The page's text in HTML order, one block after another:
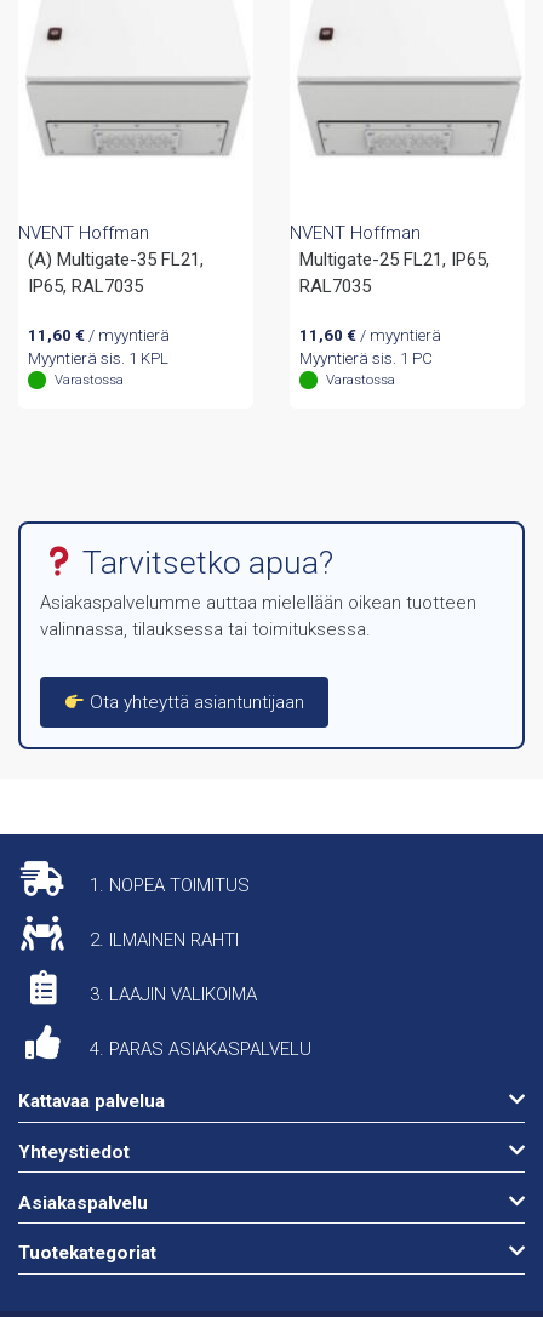
NVENT Hoffman
(A) Multigate-35 FL21,
IP65, RAL7035
11,60 €/ myyntierä
Myyntierä sis. 1 KPL
Varastossa
NVENT Hoffman
Multigate-25 FL21, IP65,
RAL7035
11,60 €/ myyntierä
Myyntierä sis. 1 PC
Varastossa
Tarvitsetko apua?
Asiakaspalvelumme auttaa mielellään oikean tuotteen
valinnassa, tilauksessa tai toimituksessa.
Ota yhteyttä asiantuntijaan
1. NOPEA TOIMITUS
2. ILMAINEN RAHTI
3. LAAJIN VALIKOIMA
4. PARAS ASIAKASPALVELU
Kattavaa palvelua
Yhteystiedot
Asiakaspalvelu
Tuotekategoriat